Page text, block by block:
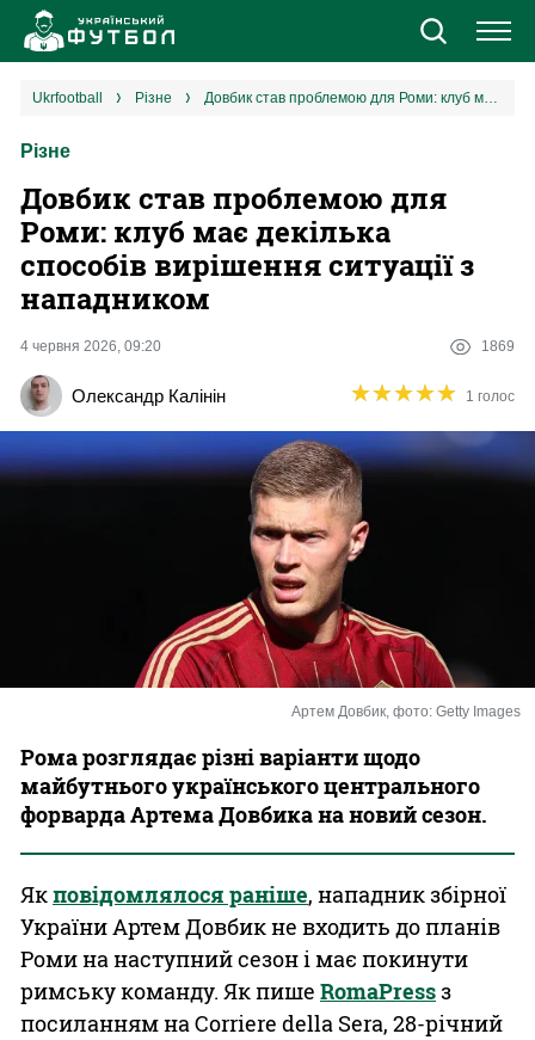
Новини
Єврокубки
УПЛ
Різне
Букмекери
Казино
ukrfootball різне Довбик став проблемою для Роми: клуб має декілька способів вирішення ситуації з нападником
Різне
Довбик став проблемою для
Роми: клуб має декілька
способів вирішення ситуації з
нападником
4 червня 2026, 09:20 1869
Олександр Калінін ★★★★★
★★★★★ 1 голос
Артем Довбик, фото: Getty Images
Рома розглядає різні варіанти щодо
майбутнього українського центрального
форварда Артема Довбика на новий сезон.
Якповідомлялося раніше, нападник збірної
України Артем Довбик не входить до планів
Роми на наступний сезон і має покинути
римську команду. Як пише RomaPressз
посиланням на Corriere della Sera, 28-річний